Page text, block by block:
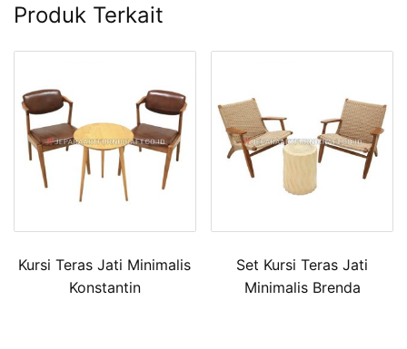
Produk Terkait
Kursi Teras Jati Minimalis
Konstantin
Set Kursi Teras Jati
Minimalis Brenda